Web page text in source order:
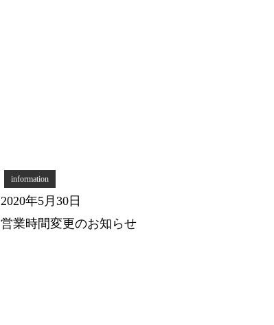
information
2020年5月30日
営業時間変更のお知らせ